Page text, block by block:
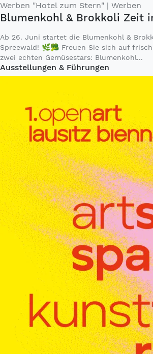
Werben "Hotel zum Stern" | Werben
Blumenkohl & Brokkoli Zeit
Ab 26. Juni startet die Blumenkohl &
Spreewald! 🌿🥦 Freuen Sie sich auf
zwei echten Gemüsestars: Blumenkohl...
Ausstellungen & Führungen